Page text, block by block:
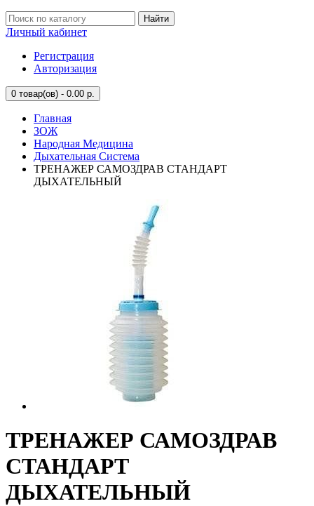
Найти
Личный кабинет
Регистрация
Авторизация
0 товар(ов) - 0.00 р.
Главная
ЗОЖ
Народная Медицина
Дыхательная Система
ТРЕНАЖЕР САМОЗДРАВ СТАНДАРТ
ДЫХАТЕЛЬНЫЙ
ТРЕНАЖЕР САМОЗДРАВ
СТАНДАРТ
ДЫХАТЕЛЬНЫЙ